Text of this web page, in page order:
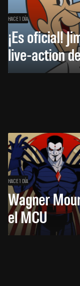
HACE 1 DÍA
¡Es oficial!
live-action
HACE 1 DÍA
Wagner
el MCU